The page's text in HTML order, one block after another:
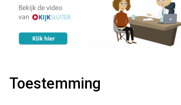
Toestemming